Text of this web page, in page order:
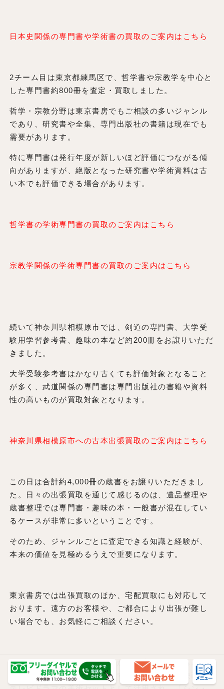
日本史関係の専門書や学術書の買取のご案内はこちら
2チーム目は東京都練馬区で、哲学書や宗教学を中心と
した専門書約800冊を査定・買取しました。
哲学・宗教分野は東京書房でもご相談の多いジャンル
であり、研究書や全集、専門出版社の書籍は現在でも
需要があります。
特に専門書は発行年度が新しいほど評価につながる傾
向がありますが、絶版となった研究書や学術資料は古
い本でも評価できる場合があります。
哲学書の学術専門書の買取のご案内はこちら
宗教学関係の学術専門書の買取のご案内はこちら
続いて神奈川県相模原市では、剣道の専門書、大学受
験用学習参考書、趣味の本など約200冊をお譲りいただ
きました。
大学受験参考書はかなり古くても評価対象となること
が多く、武道関係の専門書は専門出版社の書籍や資料
性の高いものが買取対象となります。
神奈川県相模原市への古本出張買取のご案内はこちら
この日は合計約4,000冊の蔵書をお譲りいただきまし
た。日々の出張買取を通じて感じるのは、遺品整理や
蔵書整理では専門書・趣味の本・一般書が混在してい
るケースが非常に多いということです。
そのため、ジャンルごとに査定できる知識と経験が、
本来の価値を見極めるうえで重要になります。
東京書房では出張買取のほか、宅配買取にも対応して
おります。遠方のお客様や、ご都合により出張が難し
い場合でも、お気軽にご相談ください。
また、お値段をお付けできなかった本についても、で
きる限り再活用を行っています。一部の書籍は映画や